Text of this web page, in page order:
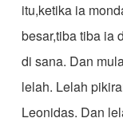
itu,ketika ia
besar,tiba tiba ia
di sana. Dan
lelah. Lelah
Leonidas. Dan